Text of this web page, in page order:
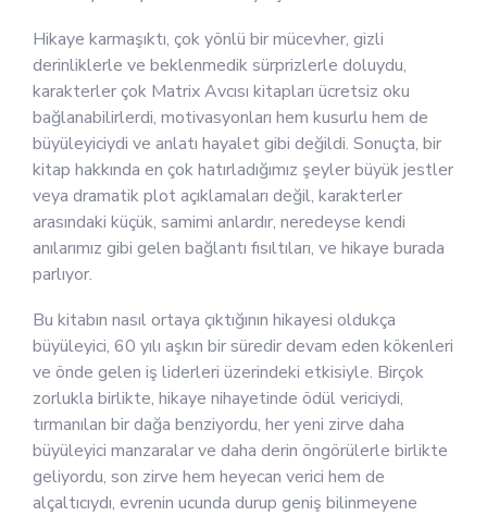
Hikaye karmaşıktı, çok yönlü bir mücevher, gizli
derinliklerle ve beklenmedik sürprizlerle doluydu,
karakterler çok Matrix Avcısı kitapları ücretsiz oku
bağlanabilirlerdi, motivasyonları hem kusurlu hem de
büyüleyiciydi ve anlatı hayalet gibi değildi. Sonuçta, bir
kitap hakkında en çok hatırladığımız şeyler büyük jestler
veya dramatik plot açıklamaları değil, karakterler
arasındaki küçük, samimi anlardır, neredeyse kendi
anılarımız gibi gelen bağlantı fısıltıları, ve hikaye burada
parlıyor.
Bu kitabın nasıl ortaya çıktığının hikayesi oldukça
büyüleyici, 60 yılı aşkın bir süredir devam eden kökenleri
ve önde gelen iş liderleri üzerindeki etkisiyle. Birçok
zorlukla birlikte, hikaye nihayetinde ödül vericiydi,
tırmanılan bir dağa benziyordu, her yeni zirve daha
büyüleyici manzaralar ve daha derin öngörülerle birlikte
geliyordu, son zirve hem heyecan verici hem de
alçaltıcıydı, evrenin ucunda durup geniş bilinmeyene